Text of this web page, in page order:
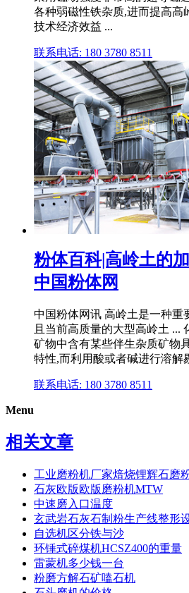
各种弱磁性铁杂质,进而提高高
技术经济效益 ...
联系电话: 180 3780 8511
粉体百科|高岭土的
中国粉体网
中国粉体网讯 高岭土是一种重
且当前高质量的大型高岭土 ...
矿物中含有某些伴生杂质矿物
特性,而利用酸或者碱进行溶解
联系电话: 180 3780 8511
Menu
相关文章
工业磨粉机厂家焙烧锂辉石磨
石灰欧版欧版磨粉机MTW
中速磨入口温度
玄武岩石灰石制粉生产线整形
自选机区分铁与沙
环锤式碎煤机HCSZ400的重量
雷蒙机多少钱一台
粉磨方解石矿嗑石机